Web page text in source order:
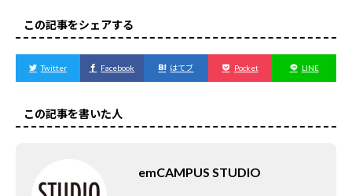
この記事をシェアする
Twitter Facebook はてブ Pocket LINE
この記事を書いた人
emCAMPUS STUDIO